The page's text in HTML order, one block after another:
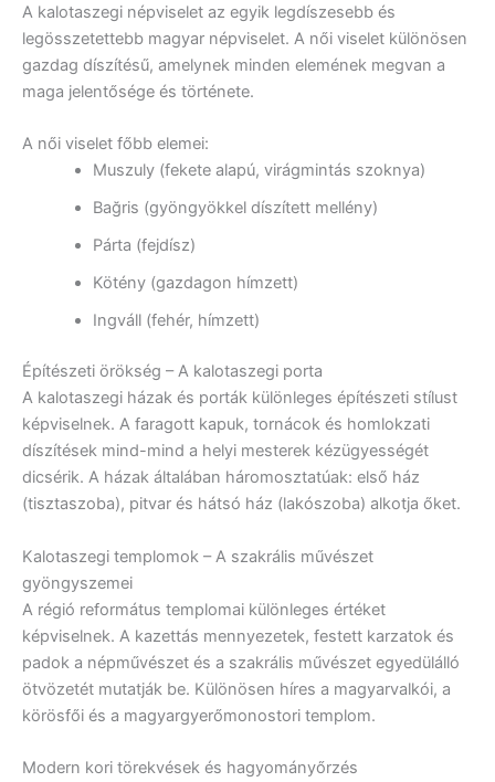
A kalotaszegi népviselet az egyik legdíszesebb és
legösszetettebb magyar népviselet. A női viselet különösen
gazdag díszítésű, amelynek minden elemének megvan a
maga jelentősége és története.
A női viselet főbb elemei:
Muszuly (fekete alapú, virágmintás szoknya)
Bağris (gyöngyökkel díszített mellény)
Párta (fejdísz)
Kötény (gazdagon hímzett)
Ingváll (fehér, hímzett)
Építészeti örökség – A kalotaszegi porta
A kalotaszegi házak és porták különleges építészeti stílust
képviselnek. A faragott kapuk, tornácok és homlokzati
díszítések mind-mind a helyi mesterek kézügyességét
dicsérik. A házak általában háromosztatúak: első ház
(tisztaszoba), pitvar és hátsó ház (lakószoba) alkotja őket.
Kalotaszegi templomok – A szakrális művészet
gyöngyszemei
A régió református templomai különleges értéket
képviselnek. A kazettás mennyezetek, festett karzatok és
padok a népművészet és a szakrális művészet egyedülálló
ötvözetét mutatják be. Különösen híres a magyarvalkói, a
körösfői és a magyargyerőmonostori templom.
Modern kori törekvések és hagyományőrzés